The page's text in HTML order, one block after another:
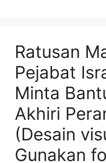
Ratusan
Pejabat
Minta
Akhiri
(Desain
Gunakan